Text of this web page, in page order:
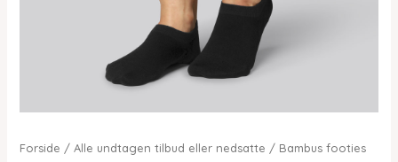
Forside / Alle undtagen tilbud eller nedsatte / Bambus footies